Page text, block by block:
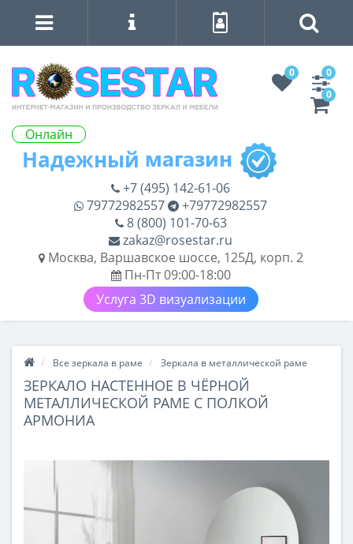
Онлайн
0
0
0
+7 (495) 142-61-06
79772982557
+79772982557
8 (800) 101-70-63
zakaz@rosestar.ru
Москва, Варшавское шоссе, 125Д, корп. 2
Пн-Пт 09:00-18:00
Услуга 3D визуализации
Все зеркала в раме Зеркала в металлической раме
ЗЕРКАЛО НАСТЕННОЕ В ЧЁРНОЙ
МЕТАЛЛИЧЕСКОЙ РАМЕ С ПОЛКОЙ
АРМОНИА